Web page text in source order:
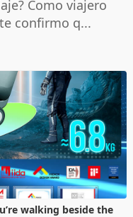
Como viajero
confirmo q...
walking beside the